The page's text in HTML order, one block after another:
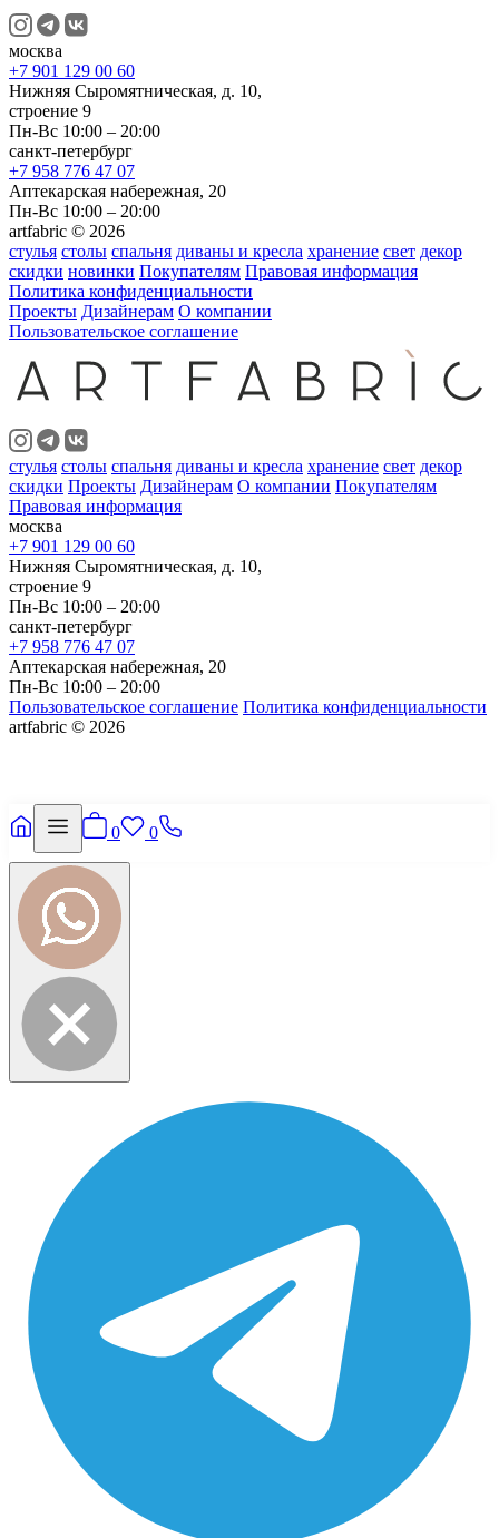
москва
+7 901 129 00 60
Нижняя Сыромятническая, д. 10,
строение 9
Пн-Вс 10:00 – 20:00
санкт-петербург
+7 958 776 47 07
Аптекарская набережная, 20
Пн-Вс 10:00 – 20:00
artfabric © 2026
стулья столы спальня диваны и кресла хранение свет декор
скидки новинки Покупателям Правовая информация
Политика конфиденциальности
Проекты Дизайнерам О компании
Пользовательское соглашение
стулья столы спальня диваны и кресла хранение свет декор
скидки Проекты Дизайнерам О компании Покупателям
Правовая информация
москва
+7 901 129 00 60
Нижняя Сыромятническая, д. 10,
строение 9
Пн-Вс 10:00 – 20:00
санкт-петербург
+7 958 776 47 07
Аптекарская набережная, 20
Пн-Вс 10:00 – 20:00
Пользовательское соглашение Политика конфиденциальности
artfabric © 2026
0 0